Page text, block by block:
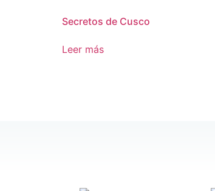
Secretos de Cusco
Leer más